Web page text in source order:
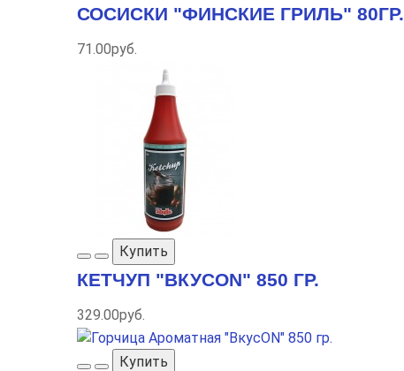
СОСИСКИ "ФИНСКИЕ ГРИЛЬ" 80ГР.
71.00руб.
Купить
КЕТЧУП "ВКУСON" 850 ГР.
329.00руб.
Купить